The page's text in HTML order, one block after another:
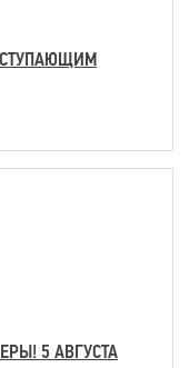
5 АВГУСТА